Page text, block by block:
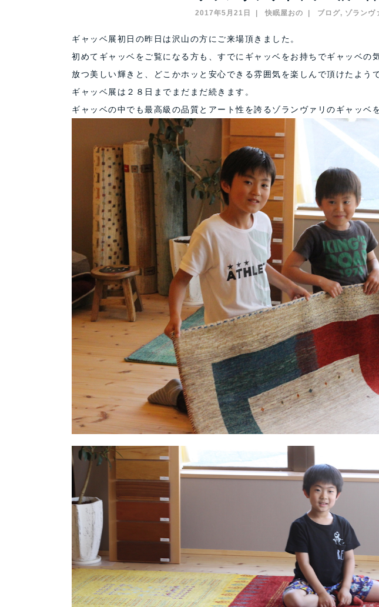
2017年5月21日 快眠屋おの ブログ, ゾランヴ
ギャッベ展初日の昨日は沢山の方にご来場頂きました。
初めてギャッベをご覧になる方も、すでにギャッベをお持ちでギャッベの
放つ美しい輝きと、どこかホッと安心できる雰囲気を楽しんで頂けたようで
ギャッベ展は２８日までまだまだ続きます。
ギャッベの中でも最高級の品質とアート性を誇るゾランヴァリのギャッベ